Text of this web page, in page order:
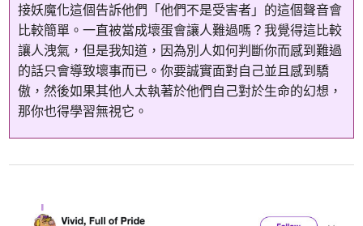
接妖魔化這個告訴他們「他們不是受害者」的這個聲音會
比較簡單。一直被當成壞蛋會讓人難過嗎？我覺得這比較
讓人洩氣，但是我知道，因為別人如何判斷你而感到難過
的話只會導致壞事而已。你要誠實面對自己並且感到驕
傲，然後如果其他人太執著於他們自己對於生命的幻想，
那你也得學習無視它。